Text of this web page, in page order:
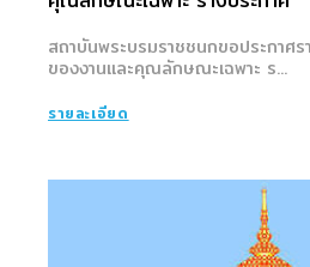
สถาบันพระบรมราชชนกขอประกาศร
ของงานและคุณลักษณะเฉพาะ ร...
รายละเอียด